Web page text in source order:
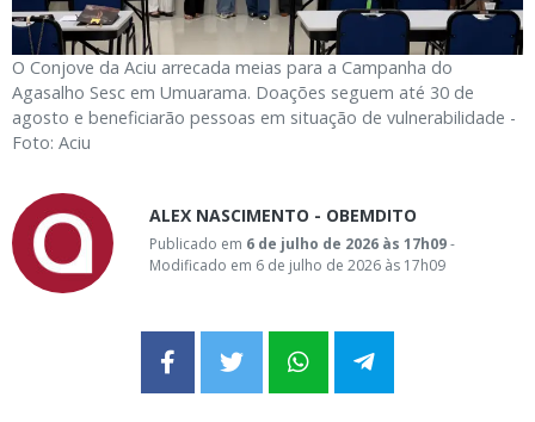
O Conjove da Aciu arrecada meias para a Campanha do
Agasalho Sesc em Umuarama. Doações seguem até 30 de
agosto e beneficiarão pessoas em situação de vulnerabilidade -
Foto: Aciu
ALEX NASCIMENTO - OBEMDITO
Publicado em 6 de julho de 2026 às 17h09-
Modificado em 6 de julho de 2026 às 17h09